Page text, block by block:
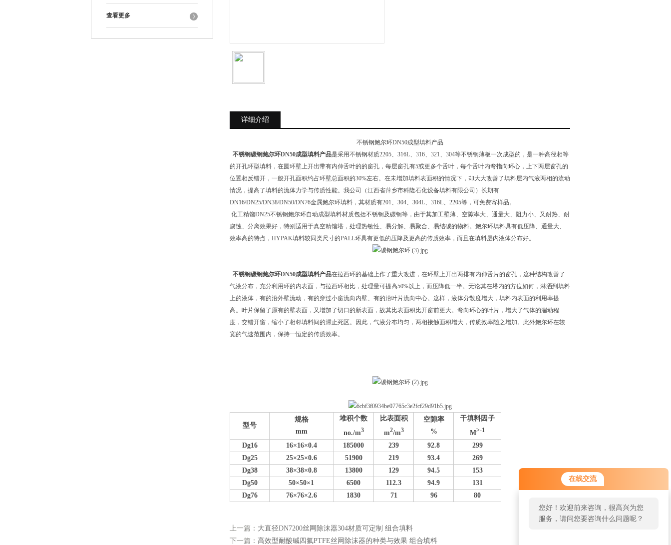
在线交流
您好！欢迎前来咨询，很高兴为您
服务，请问您要咨询什么问题呢？
查看更多
详细介绍
不锈钢鲍尔环DN50成型填料产品
不锈钢碳钢鲍尔环DN50成型填料产品是采用不锈钢材质2205、316L、316、321、304等不锈钢薄板一次成型的，是一种高径相等
的开孔环型填料，在圆环壁上开出带有内伸舌叶的的窗孔，每层窗孔有5或更多个舌叶，每个舌叶内弯指向环心，上下两层窗孔的
位置相反错开，一般开孔面积约占环壁总面积的30%左右。在未增加填料表面积的情况下，却大大改善了填料层内气液两相的流动
情况，提高了填料的流体力学与传质性能。我公司（江西省萍乡市科隆石化设备填料有限公司）长期有
DN16/DN25/DN38/DN50/DN76金属鲍尔环填料，其材质有201、304、304L、316L、2205等，可免费寄样品。
化工精馏DN25不锈钢鲍尔环自动成型填料材质包括不锈钢及碳钢等，由于其加工壁薄、空隙率大、通量大、阻力小、又耐热、耐
腐蚀、分离效果好，特别适用于真空精馏塔，处理热敏性、易分解、易聚合、易结碳的物料。鲍尔环填料具有低压降、通量大、
效率高的特点，HYPAK填料较同类尺寸的PALL环具有更低的压降及更高的传质效率，而且在填料层内液体分布好。
不锈钢碳钢鲍尔环DN50成型填料产品在拉西环的基础上作了重大改进，在环壁上开出两排有内伸舌片的窗孔，这种结构改善了
气液分布，充分利用环的内表面，与拉西环相比，处理量可提高50%以上，而压降低一半。无论其在塔内的方位如何，淋洒到填料
上的液体，有的沿外壁流动，有的穿过小窗流向内壁、有的沿叶片流向中心。这样，液体分散度增大，填料内表面的利用率提
高。叶片保留了原有的壁表面，又增加了切口的新表面，故其比表面积比开窗前更大。弯向环心的叶片，增大了气体的湍动程
度，交错开窗，缩小了相邻填料间的滞止死区。因此，气液分布均匀，两相接触面积增大，传质效率随之增加。此外鲍尔环在较
宽的气速范围内，保持一恒定的传质效率。
型号
规格
mm
堆积个数
no./m3
比表面积
m2/m3
空隙率
%
干填料因子
M>-1
Dg16 16×16×0.4 185000 239 92.8
299
Dg25
25×25×0.6 51900 219 93.4
269
Dg38
38×38×0.8 13800 129 94.5
153
Dg50
50×50×1 6500 112.3 94.9
131
Dg76
76×76×2.6 1830 71 96 80
上一篇： 大直径DN7200丝网除沫器304材质可定制 组合填料
下一篇： 高效型耐酸碱四氟PTFE丝网除沫器的种类与效果 组合填料